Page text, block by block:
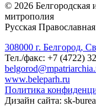
© 2026 Белгородская
митрополия
Русская
308000 г. Белгород,
Тел./факс: +7 (4722)
www.beleparh.ru
Политика
Дизайн сайта: sk-